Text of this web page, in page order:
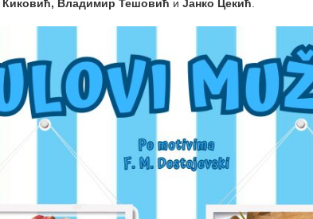
Киковић, Владимир Тешовић и Јанко Цекић.